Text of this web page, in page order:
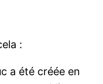
:
a été créée en